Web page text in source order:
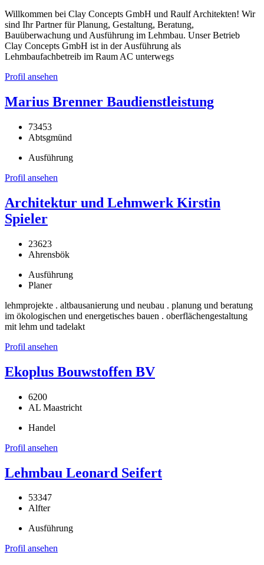
Willkommen bei Clay Concepts GmbH und Raulf Architekten! Wir
sind Ihr Partner für Planung, Gestaltung, Beratung,
Bauüberwachung und Ausführung im Lehmbau. Unser Betrieb
Clay Concepts GmbH ist in der Ausführung als
Lehmbaufachbetreib im Raum AC unterwegs
Profil ansehen
Marius Brenner Baudienstleistung
73453
Abtsgmünd
Ausführung
Profil ansehen
Architektur und Lehmwerk Kirstin
Spieler
23623
Ahrensbök
Ausführung
Planer
lehmprojekte . altbausanierung und neubau . planung und beratung
im ökologischen und energetisches bauen . oberflächengestaltung
mit lehm und tadelakt
Profil ansehen
Ekoplus Bouwstoffen BV
6200
AL Maastricht
Handel
Profil ansehen
Lehmbau Leonard Seifert
53347
Alfter
Ausführung
Profil ansehen